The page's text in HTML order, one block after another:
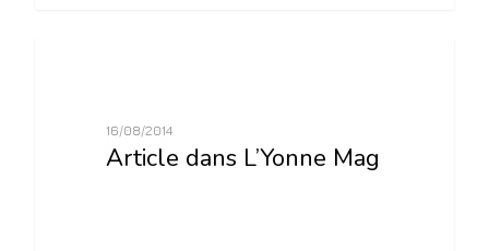
16/08/2014
Article dans L’Yonne Mag